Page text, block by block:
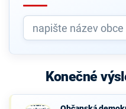
Konečné
Občanská